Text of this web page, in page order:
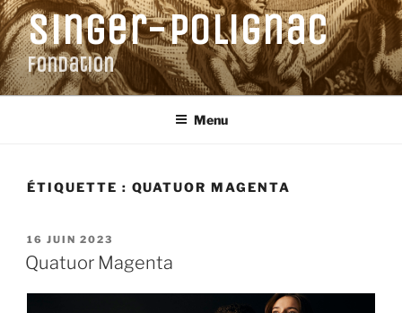
Aller
au
contenu
principal
Singer-Polignac
Fondation
Menu
ÉTIQUETTE : QUATUOR MAGENTA
PUBLIÉ
LE
16 JUIN 2023
Quatuor Magenta